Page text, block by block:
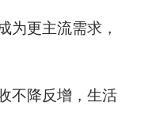
为更主流需求，
不降反增，生活